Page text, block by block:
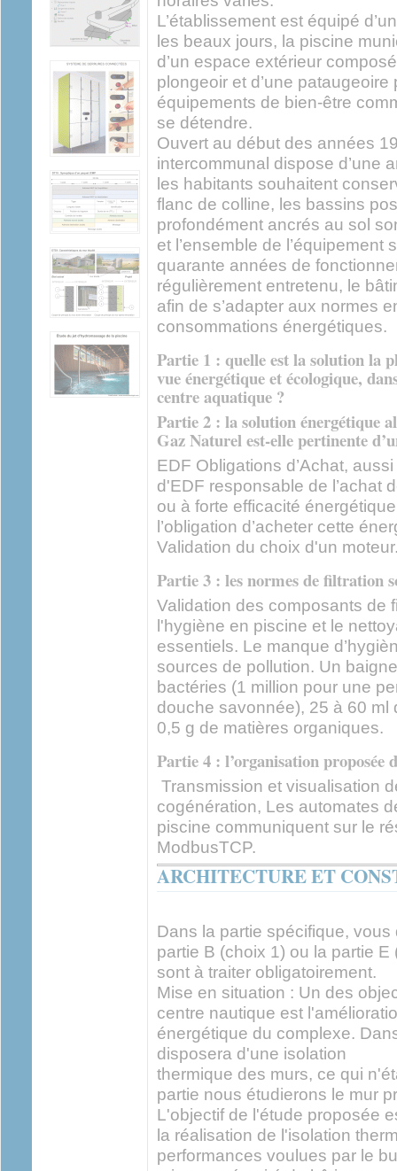
L’établissement est équipé
les beaux jours, la piscine
d’un espace extérieur
plongeoir et d’une
équipements de bien-être
se détendre.
Ouvert au début des années
intercommunal dispose d’une
les habitants souhaitent
flanc de colline, les bassins
profondément ancrés au sol
et l’ensemble de
quarante années de
régulièrement entretenu, le
afin de s’adapter aux normes
consommations énergétiques.
Partie 1 : quelle est la solution la
vue énergétique et écologique,
centre aquatique ?
Partie 2 : la solution énergétique
Gaz Naturel est-elle pertinente
EDF Obligations d’Achat,
d'EDF responsable de l’achat
ou à forte efficacité
l’obligation d’acheter cette
Validation du choix d'un
Partie 3 : les normes de filtration
Validation des composants de
l'hygiène en piscine et le
essentiels. Le manque
sources de pollution. Un
bactéries (1 million pour une
douche savonnée), 25 à 60 ml
0,5 g de matières organiques.
Partie 4 : l’organisation proposée
Transmission et visualisation
cogénération, Les automates
piscine communiquent sur le
ModbusTCP.
ARCHITECTURE ET
Dans la partie spécifique,
partie B (choix 1) ou la partie
sont à traiter obligatoirement.
Mise en situation : Un des
centre nautique est
énergétique du complexe.
disposera d'une isolation
thermique des murs, ce qui
partie nous étudierons le mur
L'objectif de l'étude proposée
la réalisation de l'isolation
performances voulues par le